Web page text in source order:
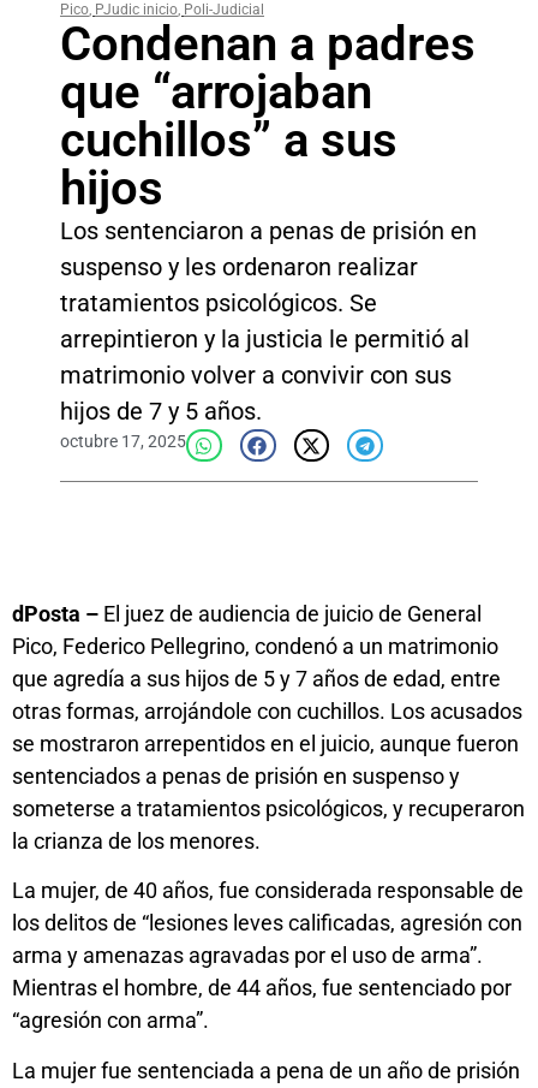
Pico, PJudic inicio, Poli-Judicial
Condenan a padres
que “arrojaban
cuchillos” a sus
hijos
Los sentenciaron a penas de prisión en
suspenso y les ordenaron realizar
tratamientos psicológicos. Se
arrepintieron y la justicia le permitió al
matrimonio volver a convivir con sus
hijos de 7 y 5 años.
octubre 17, 2025
dPosta – El juez de audiencia de juicio de General
Pico, Federico Pellegrino, condenó a un matrimonio
que agredía a sus hijos de 5 y 7 años de edad, entre
otras formas, arrojándole con cuchillos. Los acusados
se mostraron arrepentidos en el juicio, aunque fueron
sentenciados a penas de prisión en suspenso y
someterse a tratamientos psicológicos, y recuperaron
la crianza de los menores.
La mujer, de 40 años, fue considerada responsable de
los delitos de “lesiones leves calificadas, agresión con
arma y amenazas agravadas por el uso de arma”.
Mientras el hombre, de 44 años, fue sentenciado por
“agresión con arma”.
La mujer fue sentenciada a pena de un año de prisión